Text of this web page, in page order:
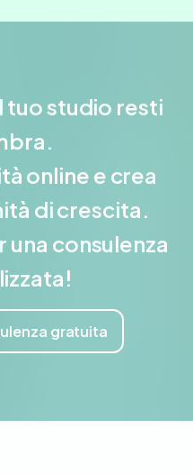
tuo studio resti
online e crea
di crescita.
consulenza
gratuita